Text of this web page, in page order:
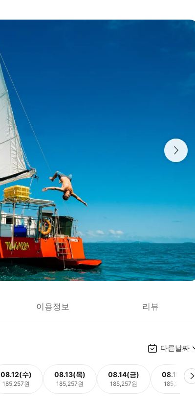
이용정보 리뷰
다른날짜
08.12(수)
185,257원
08.13(목)
185,257원
08.14(금)
185,257원
08.15(토)
185,257원